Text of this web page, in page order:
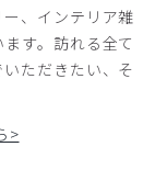
着ていってしま
ラブパンツ/デ
、インテリア雑
す。訪れる全て
ただきたい、そ
>